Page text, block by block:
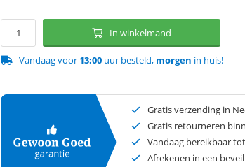
In winkelmand
Vandaag voor 13:00 uur besteld, morgen in huis!
Gratis verzending in
Gratis retourneren
Vandaag bereikbaar
Afrekenen in een